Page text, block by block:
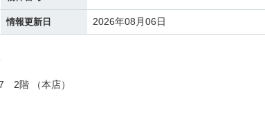
情報更新日 2026年08月06日
2階 （本店）